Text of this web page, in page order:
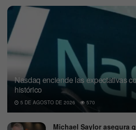
Nasdaq enciende las expectativas
histórico
5 DE AGOSTO DE 2026 570
Michael Saylor asegura